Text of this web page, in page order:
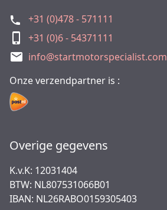
+31 (0)478 - 571111
+31 (0)6 - 54371111
info@startmotorspecialist.com
Onze verzendpartner is :
Overige gegevens
K.v.K: 12031404
BTW: NL807531066B01
IBAN: NL26RABO0159305403